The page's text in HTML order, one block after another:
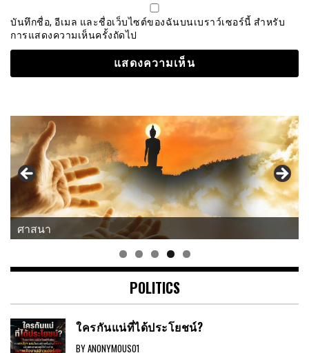
บันทึกชื่อ, อีเมล และชื่อเว็บไซต์ของฉันบนเบราว์เซอร์นี้ สำหรับ
การแสดงความเห็นครั้งถัดไป
ศาสนา
POLITICS
ใครกันแน่ที่ได้ประโยชน์?
BY ANONYMOUS01